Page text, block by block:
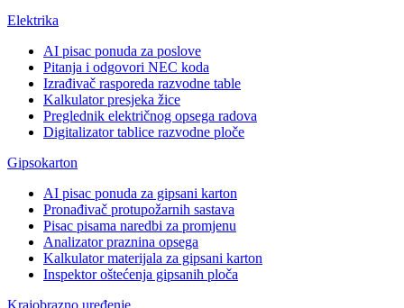
Elektrika
AI pisac ponuda za poslove
Pitanja i odgovori NEC koda
Izrađivač rasporeda razvodne table
Kalkulator presjeka žice
Preglednik električnog opsega radova
Digitalizator tablice razvodne ploče
Gipsokarton
AI pisac ponuda za gipsani karton
Pronađivač protupožarnih sastava
Pisac pisama naredbi za promjenu
Analizator praznina opsega
Kalkulator materijala za gipsani karton
Inspektor oštećenja gipsanih ploča
Krajobrazno uređenje